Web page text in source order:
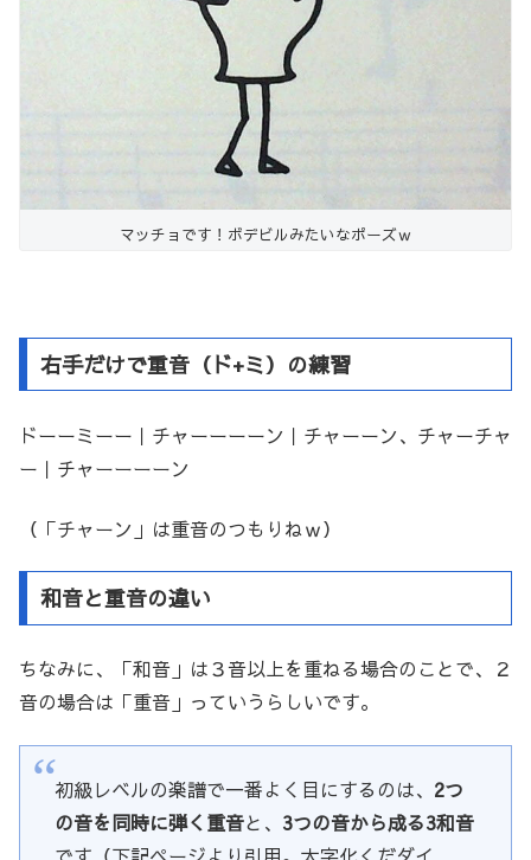
マッチョです！ボデビルみたいなポーズｗ
右手だけで重音（ド+ミ）の練習
ドーーミーー｜チャーーーーン｜チャーーン、チャーチャ
ー｜チャーーーーン
（「チャーン」は重音のつもりねｗ）
和音と重音の違い
ちなみに、「和音」は３音以上を重ねる場合のことで、２
音の場合は「重音」っていうらしいです。
初級レベルの楽譜で一番よく目にするのは、 2つ
の音を同時に弾く重音と、 3つの音から成る3和音